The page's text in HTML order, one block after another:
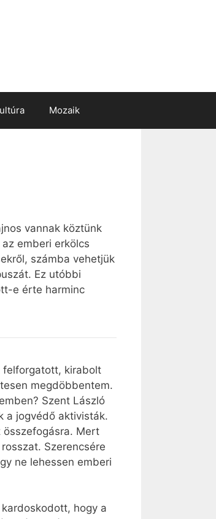
Mozaik
vannak köztünk
emberi erkölcs
számba vehetjük
Ez utóbbi
e érte harminc
felforgatott, kirabolt
megdöbbentem.
Szent László
a jogvédő aktivisták.
összefogásra. Mert
Szerencsére
ne lehessen emberi
hogy a